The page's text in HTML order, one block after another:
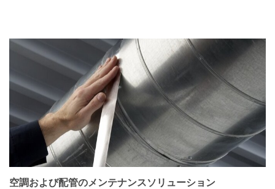
空調および配管のメンテナンスソリューション